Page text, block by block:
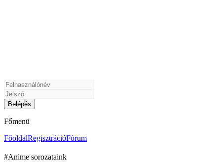
Főmenü
FőoldalRegisztrációFórum
#Anime sorozataink